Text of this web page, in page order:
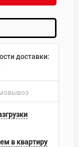
доставки:
в квартиру